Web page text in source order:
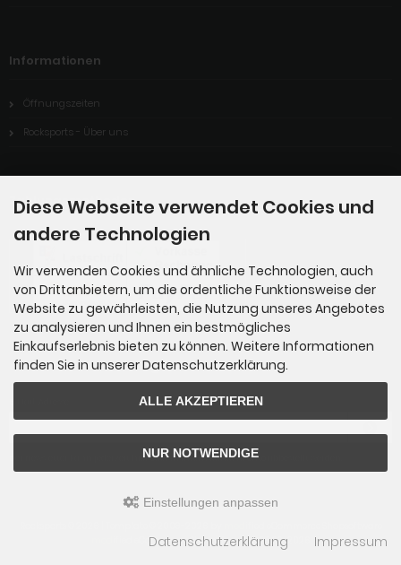
Informationen
Öffnungszeiten
Rocksports - Über uns
Zahlungsmethoden
Newsletter-Anmeldung
Der Newsletter kann jederzeit hier oder in Ihrem Kundenkonto abbestellt werden.
ified eCommerce Shopsoftware © 2009-2026
Diese Webseite verwendet Cookies und
andere Technologien
Wir verwenden Cookies und ähnliche Technologien, auch
von Drittanbietern, um die ordentliche Funktionsweise der
Website zu gewährleisten, die Nutzung unseres Angebotes
zu analysieren und Ihnen ein bestmögliches
Einkaufserlebnis bieten zu können. Weitere Informationen
finden Sie in unserer Datenschutzerklärung.
ALLE AKZEPTIEREN
NUR NOTWENDIGE
Einstellungen anpassen
Datenschutzerklärung Impressum